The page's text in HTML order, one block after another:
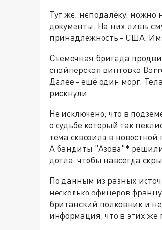
Тут же, неподалёку,
документы. На них лишь
принадлежность - США.
Съёмочная бригада
снайперская винтовка
Далее - ещё один морг.
рискнули.
Не исключено, что в
о судьбе который так
тема сквозила в
А бандиты "Азова"* решили
дотла, чтобы навсегда
По данным из разных
несколько офицеров
британский полковник и
информация, что в этих же